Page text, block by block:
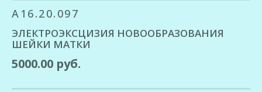
A16.20.097
ЭЛЕКТРОЭКСЦИЗИЯ НОВООБРАЗОВАНИЯ
ШЕЙКИ МАТКИ
5000.00 руб.